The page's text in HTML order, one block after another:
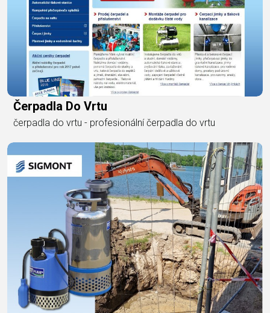
Čerpadla Do Vrtu
čerpadla do vrtu - profesionální čerpadla do vrtu